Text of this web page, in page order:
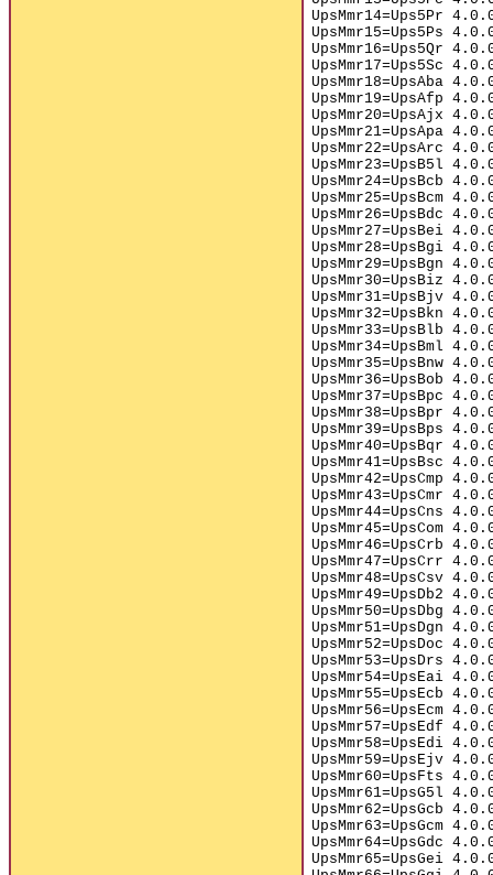
UpsMmr14=Ups5Pr
UpsMmr15=Ups5Ps
UpsMmr16=Ups5Qr
UpsMmr17=Ups5Sc
UpsMmr18=UpsAba
UpsMmr19=UpsAfp
UpsMmr20=UpsAjx
UpsMmr21=UpsApa
UpsMmr22=UpsArc
UpsMmr23=UpsB5l
UpsMmr24=UpsBcb
UpsMmr25=UpsBcm
UpsMmr26=UpsBdc
UpsMmr27=UpsBei
UpsMmr28=UpsBgi
UpsMmr29=UpsBgn
UpsMmr30=UpsBiz
UpsMmr31=UpsBjv
UpsMmr32=UpsBkn
UpsMmr33=UpsBlb
UpsMmr34=UpsBml
UpsMmr35=UpsBnw
UpsMmr36=UpsBob
UpsMmr37=UpsBpc
UpsMmr38=UpsBpr
UpsMmr39=UpsBps
UpsMmr40=UpsBqr
UpsMmr41=UpsBsc
UpsMmr42=UpsCmp
UpsMmr43=UpsCmr
UpsMmr44=UpsCns
UpsMmr45=UpsCom
UpsMmr46=UpsCrb
UpsMmr47=UpsCrr
UpsMmr48=UpsCsv
UpsMmr49=UpsDb2
UpsMmr50=UpsDbg
UpsMmr51=UpsDgn
UpsMmr52=UpsDoc
UpsMmr53=UpsDrs
UpsMmr54=UpsEai
UpsMmr55=UpsEcb
UpsMmr56=UpsEcm
UpsMmr57=UpsEdf
UpsMmr58=UpsEdi
UpsMmr59=UpsEjv
UpsMmr60=UpsFts
UpsMmr61=UpsG5l
UpsMmr62=UpsGcb
UpsMmr63=UpsGcm
UpsMmr64=UpsGdc
UpsMmr65=UpsGei